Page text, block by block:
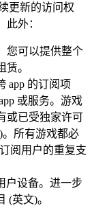
更新的访问权
外：
您可以提供整个
。
app 的订阅项
或服务。游戏
或已受独家许可
所有游戏都必
阅用户的重复支
户设备。进一步
(英文)。